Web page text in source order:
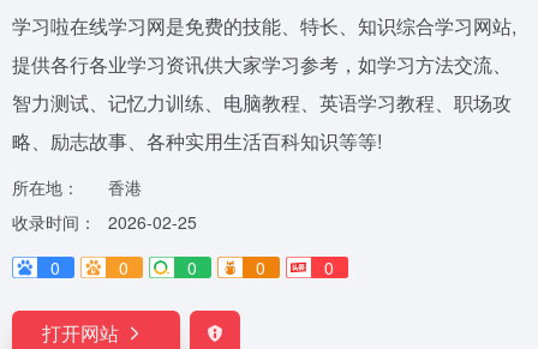
学习啦在线学习网是免费的技能、特长、知识综合学习网站,
提供各行各业学习资讯供大家学习参考，如学习方法交流、
智力测试、记忆力训练、电脑教程、英语学习教程、职场攻
略、励志故事、各种实用生活百科知识等等!
所在地：
香港
收录时间：
2026-02-25
0
0 0 0 0
打开网站